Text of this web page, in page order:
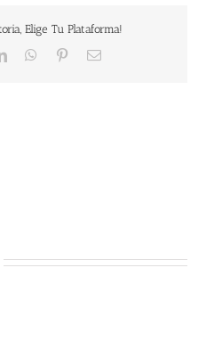
Elige Tu Plataforma!
LinkedInWhatsApp
PinterestCorreo